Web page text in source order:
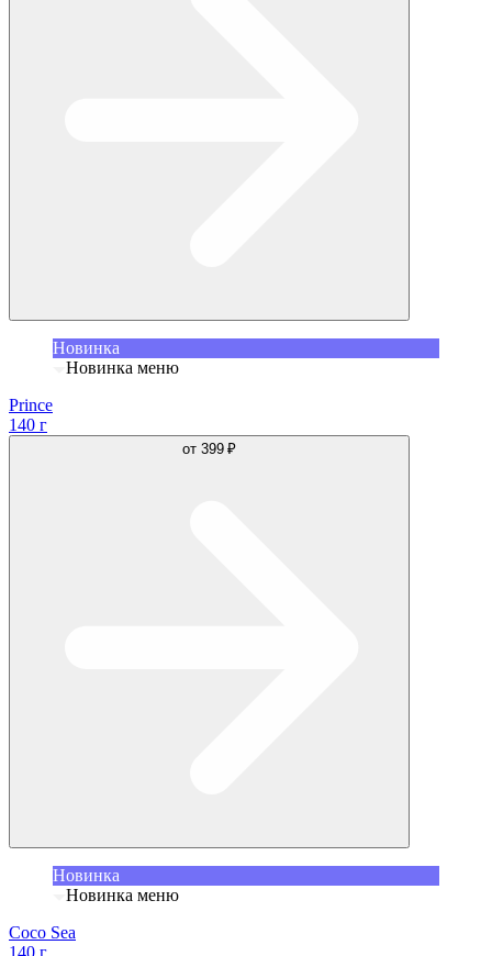
Новинка
Новинка меню
Prince
140 г
от 399 ₽
Новинка
Новинка меню
Coco Sea
140 г